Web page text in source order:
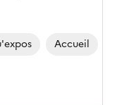
Accueil